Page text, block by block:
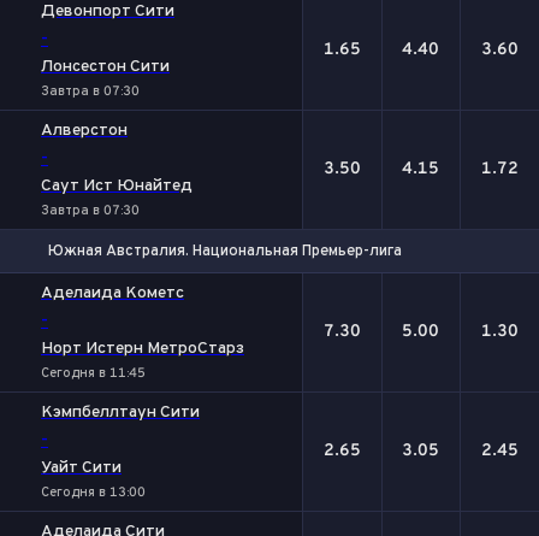
Девонпорт Сити
-
Лонсестон Сити
Завтра в 07:30
1.65 4.40 3.60
Алверстон
-
Саут Ист Юнайтед
Завтра в 07:30
3.50 4.15 1.72
Южная Австралия. Национальная Премьер-лига
Аделаида Кометс
-
Норт Истерн МетроСтарз
Сегодня в 11:45
7.30 5.00 1.30
Кэмпбеллтаун Сити
-
Уайт Сити
Сегодня в 13:00
2.65 3.05 2.45
Аделаида Сити